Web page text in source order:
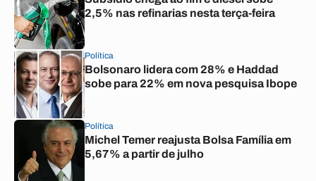
2,5% nas refinarias nesta terça-feira
Política
Bolsonaro lidera com 28% e Haddad
sobe para 22% em nova pesquisa Ibope
Política
Michel Temer reajusta Bolsa Família em
5,67% a partir de julho